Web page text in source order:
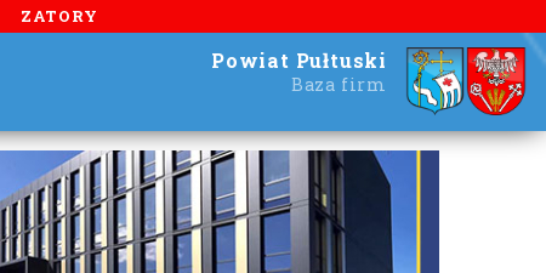
ZATORY
Powiat Pułtuski
Baza firm